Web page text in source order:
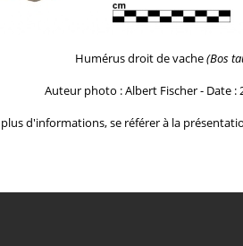
Humérus droit de vache(Bos
Auteur photo : Albert Fischer - Date :
d'informations, se référer à la